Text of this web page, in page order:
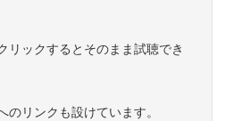
リックするとそのまま試聴でき
のリンクも設けています。